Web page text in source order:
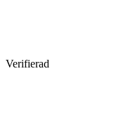
Verifierad